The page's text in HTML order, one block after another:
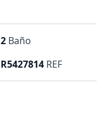
R5427814 REF
2 Baño